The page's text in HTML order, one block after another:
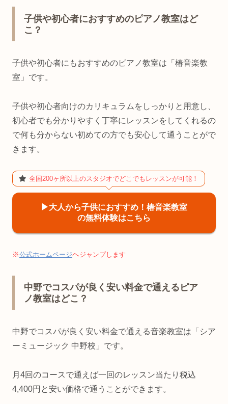
子供や初心者におすすめのピアノ教室はど
こ？
子供や初心者にもおすすめのピアノ教室は「椿音楽教
室」です。
子供や初心者向けのカリキュラムをしっかりと用意し、
初心者でも分かりやすく丁寧にレッスンをしてくれるの
で何も分からない初めての方でも安心して通うことがで
きます。
全国200ヶ所以上のスタジオでどこでもレッスンが可能！
▶︎大人から子供におすすめ！椿音楽教室
の無料体験はこちら
※公式ホームページへジャンプします
中野でコスパが良く安い料金で通えるピア
ノ教室はどこ？
中野でコスパが良く安い料金で通える音楽教室は「シア
ーミュージック 中野校」です。
月4回のコースで通えば一回のレッスン当たり税込
4,400円と安い価格で通うことができます。